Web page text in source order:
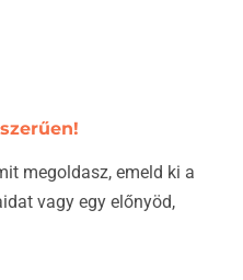
megoldasz, emeld ki a
vagy egy előnyöd,